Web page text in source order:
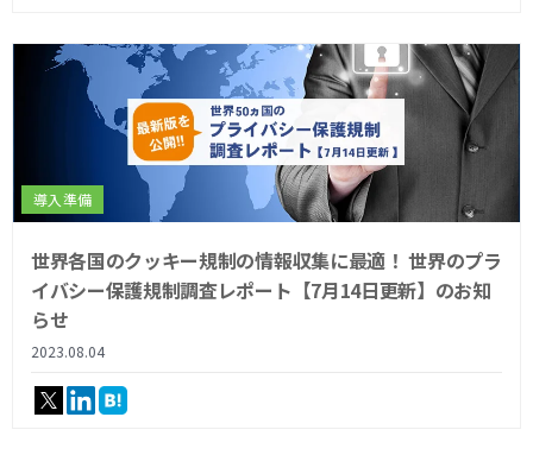
導入準備
世界各国のクッキー規制の情報収集に最適！ 世界のプラ
イバシー保護規制調査レポート【7月14日更新】のお知
らせ
2023.08.04